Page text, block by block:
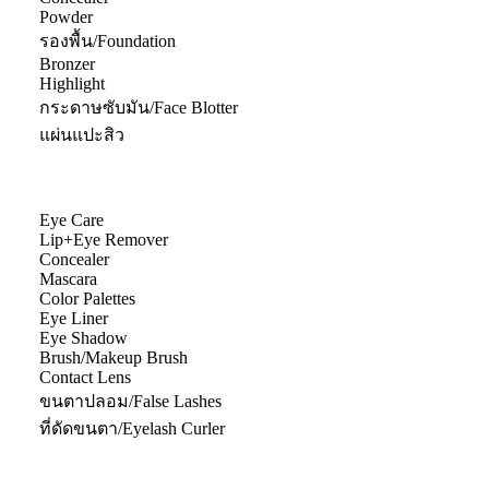
Powder
รองพื้น/Foundation
Bronzer
Highlight
กระดาษซับมัน/Face Blotter
แผ่นแปะสิว
Eye Care
Lip+Eye Remover
Concealer
Mascara
Color Palettes
Eye Liner
Eye Shadow
Brush/Makeup Brush
Contact Lens
ขนตาปลอม/False Lashes
ที่ดัดขนตา/Eyelash Curler